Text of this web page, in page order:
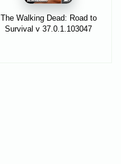
The Walking Dead: Road to
Survival v 37.0.1.103047